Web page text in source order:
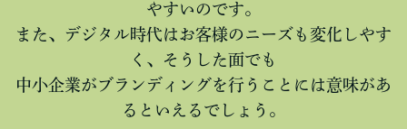
やすいのです。
また、デジタル時代はお客様のニーズも変化しやす
く、そうした面でも
中小企業がブランディングを行うことには意味があ
るといえるでしょう。